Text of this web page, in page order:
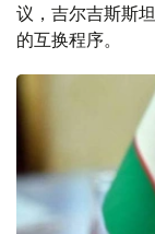
议，吉尔吉斯斯
的互换程序。